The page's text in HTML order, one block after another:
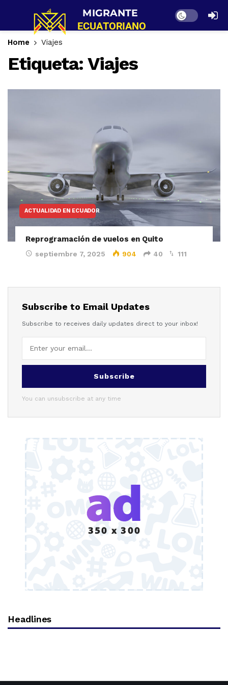
Dark mode
Home Viajes
Etiqueta: Viajes
ACTUALIDAD EN ECUADOR
Reprogramación de vuelos en Quito
septiembre 7, 2025 904 40 111
Subscribe to Email Updates
Subscribe to receives daily updates direct to your inbox!
Subscribe
You can unsubscribe at any time
Headlines